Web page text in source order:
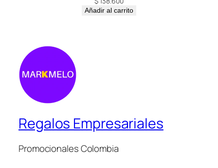
Añadir al carrito
Regalos Empresariales
Promocionales Colombia